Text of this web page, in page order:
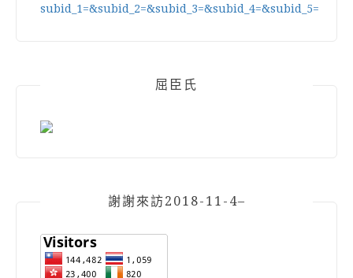
屈臣氏
謝謝來訪2018-11-4–